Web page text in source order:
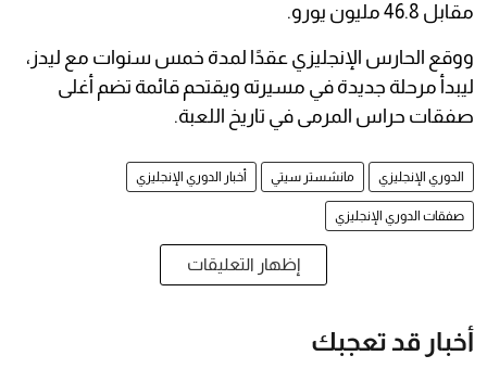
مقابل 46.8 مليون يورو.
ووقع الحارس الإنجليزي عقدًا لمدة خمس سنوات مع ليدز،
ليبدأ مرحلة جديدة في مسيرته ويقتحم قائمة تضم أغلى
صفقات حراس المرمى في تاريخ اللعبة.
الدوري الإنجليزي مانشستر سيتي أخبار الدوري الإنجليزي
صفقات الدوري الإنجليزي
إظهار التعليقات
أخبار قد تعجبك